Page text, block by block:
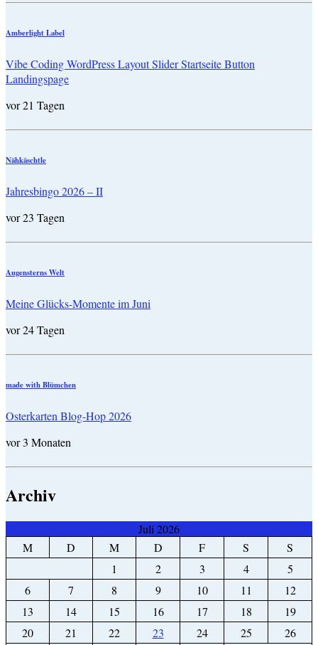
Amberlight Label
Vibe Coding WordPress Layout Slider Startseite Button
Landingspage
vor 21 Tagen
Nähkäschtle
Jahresbingo 2026 – II
vor 23 Tagen
Augensterns Welt
Meine Glücks-Momente im Juni
vor 24 Tagen
made with Blümchen
Osterkarten Blog-Hop 2026
vor 3 Monaten
Archiv
Juli 2026
M
D M D F S
S
1
2 3 4
5
6
7 8 9 10 11
12
13
14 15 16 17 18
19
20
21 22 23 24 25
26